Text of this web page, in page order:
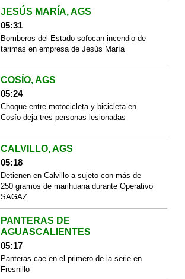
JESÚS MARÍA, AGS
05:31
Bomberos del Estado sofocan incendio de
tarimas en empresa de Jesús María
COSÍO, AGS
05:24
Choque entre motocicleta y bicicleta en
Cosío deja tres personas lesionadas
CALVILLO, AGS
05:18
Detienen en Calvillo a sujeto con más de
250 gramos de marihuana durante Operativo
SAGAZ
PANTERAS DE
AGUASCALIENTES
05:17
Panteras cae en el primero de la serie en
Fresnillo